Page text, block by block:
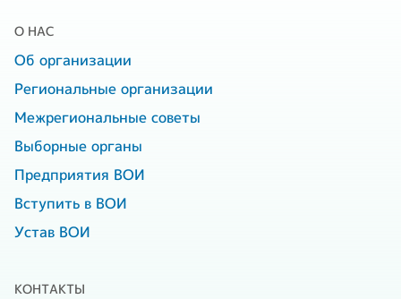
О НАС
Об организации
Региональные организации
Межрегиональные советы
Выборные органы
Предприятия ВОИ
Вступить в ВОИ
Устав ВОИ
КОНТАКТЫ